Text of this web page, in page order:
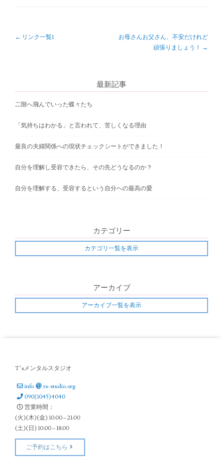
P
n
i
g
a
← リンク一覧1
お母さんお父さん、不安だけれど
頑張りましょう！ →
最新記事
二階へ飛んでいった蝶々たち
「気持ちはわかる」と言われて、苦しくなる理由
最良の夫婦関係への現状チェックシートができました！
自分を理解し受容できたら、その先どうなるのか？
自分を理解する、受容するという自分への最高の愛
カテゴリー
カテゴリ一覧を表示
アーカイブ
アーカイブ一覧を表示
T’sメンタルスタジオ
info
ts-studio.org
090(1045)4040
営業時間：
(火)(木)(金) 10:00 – 21:00
(土)(日) 10:00 – 18:00
ご予約はこちら